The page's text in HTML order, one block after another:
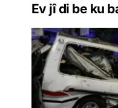
Ev jî di be ku